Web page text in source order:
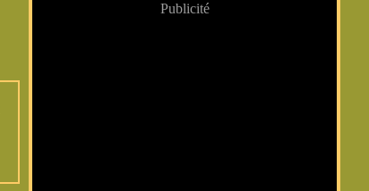
Publicité